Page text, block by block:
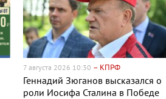
7 августа 2026 10:30 – КПРФ
Геннадий Зюганов высказался о
роли Иосифа Сталина в Победе